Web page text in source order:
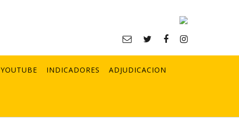
YOUTUBE INDICADORES ADJUDICACION